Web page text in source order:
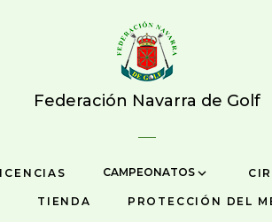
Federación Navarra de Golf
CAMPEONATOS
TIENDA PROTECCIÓN DEL